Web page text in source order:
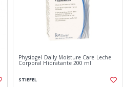
Physiogel Daily Moisture Care Leche
Corporal Hidratante 200 ml
STIEFEL